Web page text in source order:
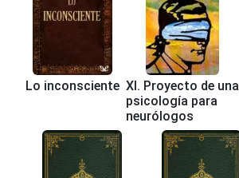
Lo inconsciente XI. Proyecto de una
psicología para
neurólogos